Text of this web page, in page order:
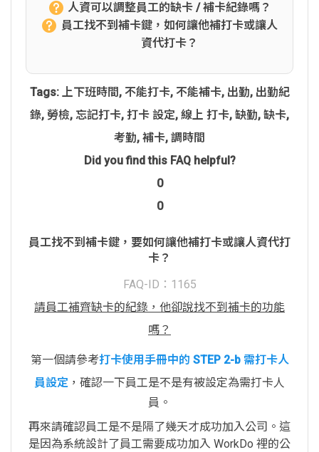
人資可以調整員工的缺卡 / 補卡紀錄嗎？
員工找不到補卡鍵，如何讓他補打卡或讓人
資代打卡？
Tags: 上下班時間 , 不能打卡, 不能補卡, 出勤, 出勤紀
錄, 勞檢, 忘記打卡, 打卡 設定, 線上 打卡, 缺勤, 缺卡,
考勤, 補卡, 調時間
Did you find this FAQ helpful?
0
0
員工找不到補卡鍵，要如何讓他補打卡或讓人資代打
卡？
FAQ-ID：1165
請員工補齊缺卡的紀錄，他卻說找不到補卡的功能
嗎？
第一個請參考打卡使用手冊中的 STEP 2-b 需打卡人
員設定 ，確認一下員工是不是有被設定為需打卡人
員。
再來請確認員工是不是隔了幾天才成功加入公司。這
是因為系統設計了員工需要成功加入 WorkDo 裡的公